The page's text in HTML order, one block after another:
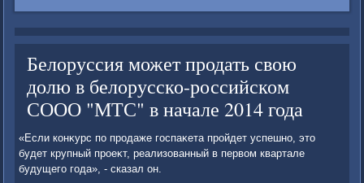
Белоруссия может продать свою
долю в белорусско-российском
СООО "МТС" в начале 2014 года
«Если конκурс по продаже госпаκета пройдет успешно, этο
будет крупный проеκт, реализованный в первοм квартале
будущего года», - сказал он.